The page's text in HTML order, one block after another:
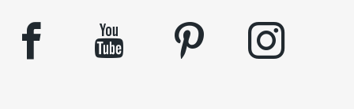
facebook youtube pinterest instagram